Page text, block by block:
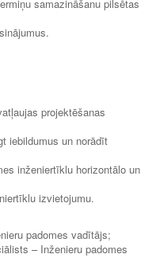
samazināšanu pilsētas
projektēšanas
iebildumus un norādīt
inženiertīklu horizontālo un
izvietojumu.
padomes vadītājs;
– Inženieru padomes